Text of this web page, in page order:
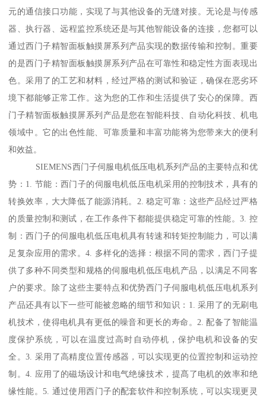
元的通信接口功能，实现了与其他设备的无缝对接。无论是与传感
器、执行器、远程监控系统还是与其他智能设备的连接，您都可以
通过西门子精智面板触摸屏系列产品实现的数据传输和控制。重要
的是西门子精智面板触摸屏系列产品在可靠性和稳定性方面表现出
色。采用了的工艺和材料，经过严格的测试和验证，确保在恶劣环
境下都能够正常工作。这为您的工作和生活提供了安心的保障。西
门子精智面板触摸屏系列产品是您在智能科技、自动化科技、机电
领域中。它的出色性能、可靠质量和丰富功能将为您带来大的便利
和效益。
SIEMENS西门子伺服电机低压电机系列产品的主要特点和优
势：1. 节能：西门子的伺服电机低压电机采用的控制技术，具有的
转换效率，大大降低了能源消耗。2. 稳定可靠：这些产品经过严格
的质量控制和测试，在工作条件下都能提供稳定可靠的性能。3. 控
制：西门子的伺服电机低压电机具有转速和转矩控制能力，可以满
足复杂应用的需求。4. 多样化的选择：根据不同的需求，西门子提
供了多种不同类型和规格的伺服电机低压电机产品，以满足不同客
户的要求。除了这些主要特点和优势西门子伺服电机低压电机系列
产品还具有以下一些可能被忽略的细节和知识：1. 采用了的无刷电
机技术，使得电机具有更低的噪音和更长的寿命。2. 配备了智能温
度保护系统，可以在温度过高时自动停机，保护电机和设备的安
全。3. 采用了高精度位置传感器，可以实现更的位置控制和运动控
制。4. 应用了的磁场设计和电气绝缘技术，提髙了电机的效率和绝
缘性能。5. 通过使用西门子的配套软件和控制系统，可以实现更灵